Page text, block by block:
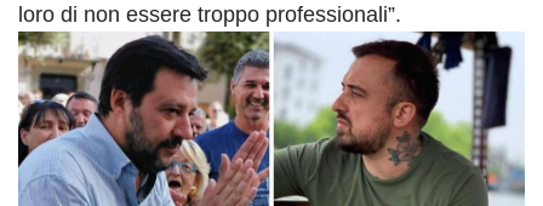
loro di non essere troppo professionali”.